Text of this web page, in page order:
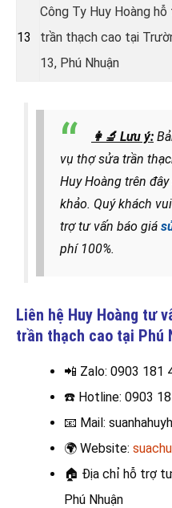
13
Công Ty Huy Hoàng
trần thạch cao tại
13, Phú Nhuận
👩‍🔬 Lưu ý:
vụ thợ sửa trần
Huy Hoàng trên
khảo. Quý khách
trợ tư vấn báo giá
phí 100%.
Liên hệ Huy Hoàng tư
trần thạch cao tại Phú
📲 Zalo: 0903 181
☎️ Hotline: 0903
📧 Mail:
🌍 Website:
🏠 Địa chỉ hỗ trợ
Phú Nhuận